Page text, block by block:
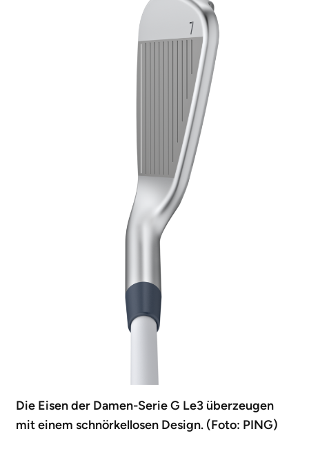
Die Eisen der Damen-Serie G Le3 überzeugen
mit einem schnörkellosen Design. (Foto: PING)